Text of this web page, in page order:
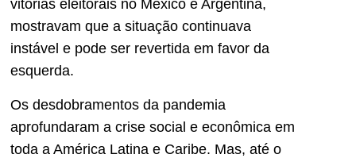
vitórias eleitorais no México e Argentina,
mostravam que a situação continuava
instável e pode ser revertida em favor da
esquerda.
Os desdobramentos da pandemia
aprofundaram a crise social e econômica em
toda a América Latina e Caribe. Mas, até o